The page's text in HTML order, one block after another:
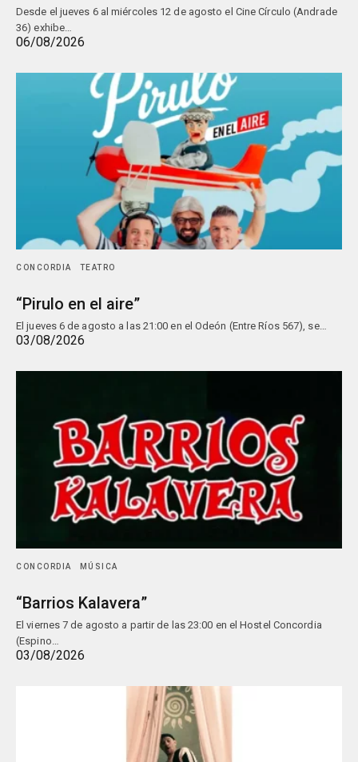
Desde el jueves 6 al miércoles 12 de agosto el Cine Círculo (Andrade
36) exhibe…
06/08/2026
CONCORDIA TEATRO
“Pirulo en el aire”
El jueves 6 de agosto a las 21:00 en el Odeón (Entre Ríos 567), se…
03/08/2026
CONCORDIA MÚSICA
“Barrios Kalavera”
El viernes 7 de agosto a partir de las 23:00 en el Hostel Concordia
(Espino…
03/08/2026